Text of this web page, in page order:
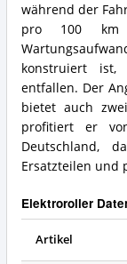
während der
pro 100 km
konstruiert ist,
entfallen. Der
bietet auch
profitiert er
Deutschland,
Ersatzteilen und
Elektroroller
Artikel